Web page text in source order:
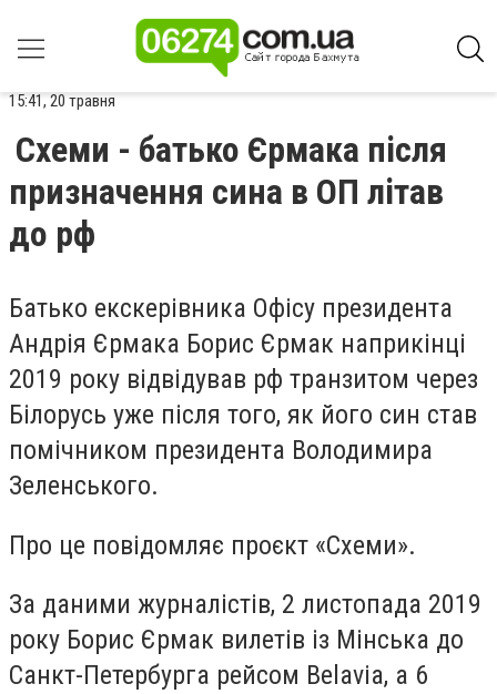
15:41, 20 травня
Схеми - батько Єрмака після
призначення сина в ОП літав
до рф
Батько екскерівника Офісу президента
Андрія Єрмака Борис Єрмак наприкінці
2019 року відвідував рф транзитом через
Білорусь уже після того, як його син став
помічником президента Володимира
Зеленського.
Про це повідомляє проєкт «Схеми».
За даними журналістів, 2 листопада 2019
року Борис Єрмак вилетів із Мінська до
Санкт-Петербурга рейсом Belavia, а 6